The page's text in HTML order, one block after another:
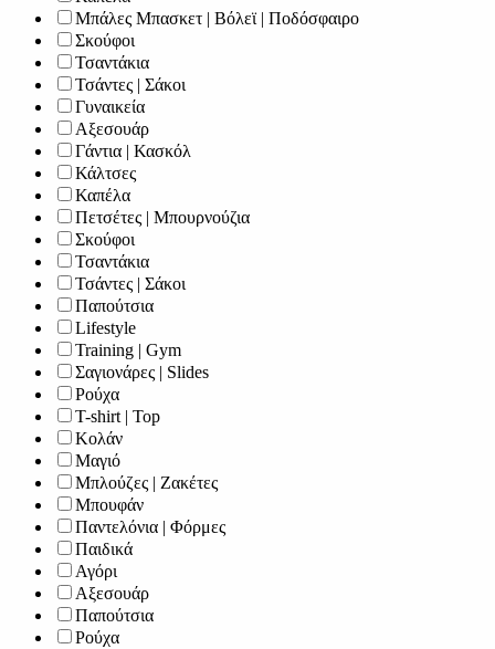
Μπάλες Μπασκετ | Βόλεϊ | Ποδόσφαιρο
Σκούφοι
Τσαντάκια
Τσάντες | Σάκοι
Γυναικεία
Αξεσουάρ
Γάντια | Κασκόλ
Κάλτσες
Καπέλα
Πετσέτες | Μπουρνούζια
Σκούφοι
Τσαντάκια
Τσάντες | Σάκοι
Παπούτσια
Lifestyle
Training | Gym
Σαγιονάρες | Slides
Ρούχα
T-shirt | Top
Κολάν
Μαγιό
Μπλούζες | Ζακέτες
Μπουφάν
Παντελόνια | Φόρμες
Παιδικά
Αγόρι
Αξεσουάρ
Παπούτσια
Ρούχα